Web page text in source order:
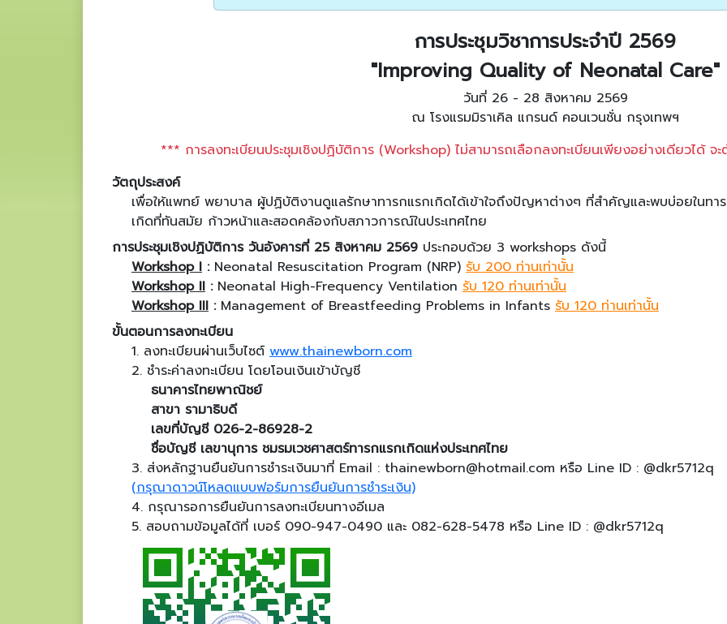
การประชุมวิชาการประจำปี 2569
"Improving Quality of Neonatal Care"
วันที่ 26 - 28 สิงหาคม 2569
ณ โรงแรมมิราเคิล แกรนด์ คอนเวนชั่น กรุงเทพฯ
*** การลงทะเบียนประชุมเชิงปฏิบัติการ (Workshop) ไม่สามารถเลือกลงทะเบียนเพียงอย่างเดียวได้ จ
วัตถุประสงค์
เพื่อให้แพทย์ พยาบาล ผู้ปฏิบัติงานดูแลรักษาทารกแรกเกิดได้เข้าใจถึงปัญหาต่างๆ ที่สำคัญและพบบ่อยในทา
เกิดที่ทันสมัย ก้าวหน้าและสอดคล้องกับสภาวการณ์ในประเทศไทย
การประชุมเชิงปฏิบัติการ วันอังคารที่ 25 สิงหาคม 2569 ประกอบด้วย 3 workshops ดังนี้
Workshop I : Neonatal Resuscitation Program (NRP) รับ 200 ท่านเท่านั้น
Workshop II : Neonatal High-Frequency Ventilation รับ 120 ท่านเท่านั้น
Workshop III : Management of Breastfeeding Problems in Infants รับ 120 ท่านเท่านั้น
ขั้นตอนการลงทะเบียน
1. ลงทะเบียนผ่านเว็บไซต์ www.thainewborn.com
2. ชำระค่าลงทะเบียน โดยโอนเงินเข้าบัญชี
ธนาคารไทยพาณิชย์
สาขา รามาธิบดี
เลขที่บัญชี 026-2-86928-2
ชื่อบัญชี เลขานุการ ชมรมเวชศาสตร์ทารกแรกเกิดแห่งประเทศไทย
3. ส่งหลักฐานยืนยันการชำระเงินมาที่ Email : thainewborn@hotmail.com หรือ Line ID : @dkr5712q
(กรุณาดาวน์โหลดแบบฟอร์มการยืนยันการชำระเงิน)
4. กรุณารอการยืนยันการลงทะเบียนทางอีเมล
5. สอบถามข้อมูลได้ที่ เบอร์ 090-947-0490 และ 082-628-5478 หรือ Line ID : @dkr5712q